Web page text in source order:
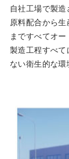
自社工場で製造
原料配合から生
まですべてオー
製造工程すべて
ない衛生的な環